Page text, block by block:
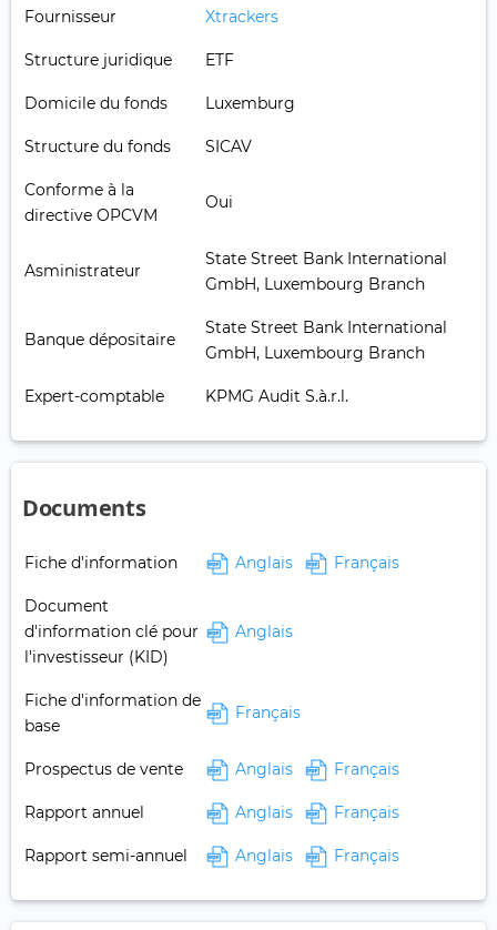
Fournisseur Xtrackers
Structure juridique ETF
Domicile du fonds Luxemburg
Structure du fonds SICAV
Conforme à la
directive OPCVM
Oui
Asministrateur
State Street Bank International
GmbH, Luxembourg Branch
Banque dépositaire
State Street Bank International
GmbH, Luxembourg Branch
Expert-comptable KPMG Audit S.à.r.l.
Documents
Fiche d'information Anglais Français
Document
d'information clé pour
l'investisseur (KID)
Anglais
Fiche d'information de
base
Français
Prospectus de vente Anglais Français
Rapport annuel Anglais Français
Rapport semi-annuel Anglais Français